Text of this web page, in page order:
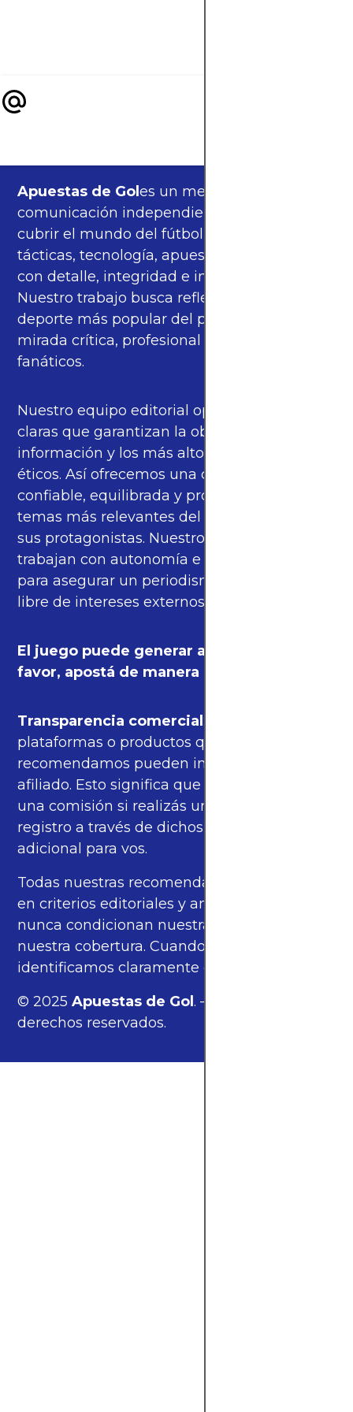
Apuestas de Goles un medio de
comunicación independiente, orgulloso de
cubrir el mundo del fútbol —partidos,
tácticas, tecnología, apuestas y cultura—
con detalle, integridad e imparcialidad.
Nuestro trabajo busca reflejar la pasión del
deporte más popular del planeta con una
mirada crítica, profesional y cercana a los
fanáticos.
Nuestro equipo editorial opera bajo pautas
claras que garantizan la objetividad de la
información y los más altos estándares
éticos. Así ofrecemos una cobertura
confiable, equilibrada y propia sobre los
temas más relevantes del fútbol mundial y
sus protagonistas. Nuestros periodistas
trabajan con autonomía e independencia
para asegurar un periodismo de calidad,
libre de intereses externos.
El juego puede generar adicción. Por
favor, apostá de manera responsable.
Transparencia comercial: algunas de las
plataformas o productos que
recomendamos pueden incluir enlaces de
afiliado. Esto significa que podríamos recibir
una comisión si realizás una compra o
registro a través de dichos enlaces, sin costo
adicional para vos.
Todas nuestras recomendaciones se basan
en criterios editoriales y análisis propios, y
nunca condicionan nuestras opiniones ni
nuestra cobertura. Cuando corresponde,
identificamos claramente estos enlaces.
© 2025Apuestas de Gol. — Todos los
derechos reservados.